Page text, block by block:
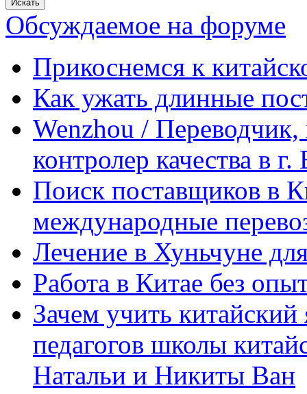
Обсуждаемое на форуме
Прикоснемся к
Как ужать длинные
Wenzhou / Переводчик,
контролер качества в
Поиск поставщиков в
международные
Лечение в Хуньчуне
Работа в Китае без
Зачем учить
педагогов школы
Натальи и Никиты Ван